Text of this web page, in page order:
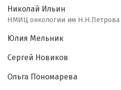
Николай Ильин
НМИЦ онкологии им Н.Н.Петрова
Юлия Мельник
Сергей Новиков
Ольга Пономарева